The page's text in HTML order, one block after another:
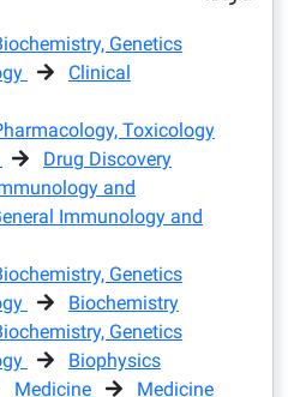
Biochemistry, Genetics
Biology
Pharmacology,
Drug Discovery
Immunology and
General Immunology
Biochemistry, Genetics
Biology
Biochemistry
Biochemistry, Genetics
Biology
Biophysics
Medicine